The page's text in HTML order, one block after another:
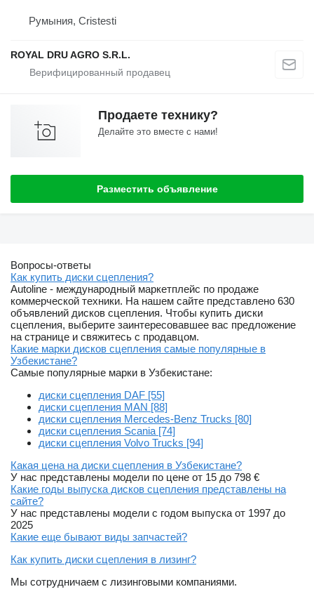
Румыния, Cristesti
ROYAL DRU AGRO S.R.L.
Продаете технику?
Делайте это вместе с нами!
Разместить объявление
Вопросы-ответы
Как купить диски сцепления?
Autoline - международный маркетплейс по продаже
коммерческой техники. На нашем сайте представлено 630
объявлений дисков сцепления. Чтобы купить диски
сцепления, выберите заинтересовавшее вас предложение
на странице и свяжитесь с продавцом.
Какие марки дисков сцепления самые популярные в
Узбекистане?
Самые популярные марки в Узбекистане:
диски сцепления DAF [55]
диски сцепления MAN [88]
диски сцепления Mercedes-Benz Trucks [80]
диски сцепления Scania [74]
диски сцепления Volvo Trucks [94]
Какая цена на диски сцепления в Узбекистане?
У нас представлены модели по цене от 15 до 798 €
Какие годы выпуска дисков сцепления представлены на
сайте?
У нас представлены модели с годом выпуска от 1997 до
2025
Какие еще бывают виды запчастей?
Как купить диски сцепления в лизинг?
Мы сотрудничаем с лизинговыми компаниями.